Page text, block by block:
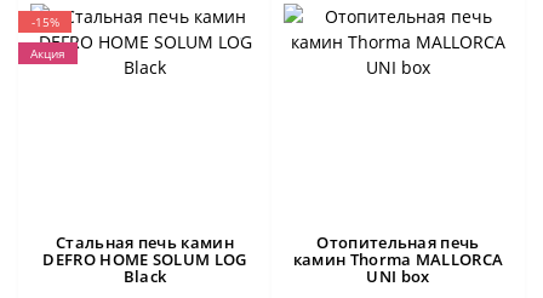
-15%
Акция
Стальная печь камин
DEFRO HOME SOLUM LOG
Black
Отопительная печь
камин Thorma MALLORCA
UNI box